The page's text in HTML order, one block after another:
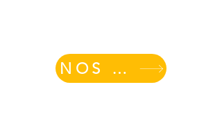
NOS REPLAYS